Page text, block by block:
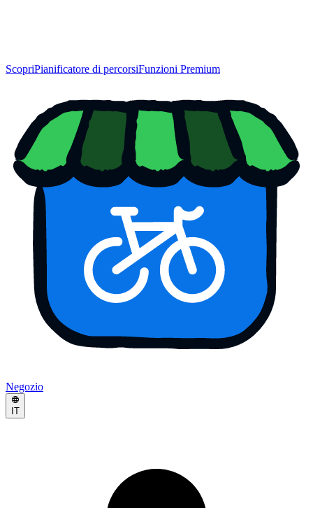
ScopriPianificatore di percorsiFunzioni Premium
Negozio
IT